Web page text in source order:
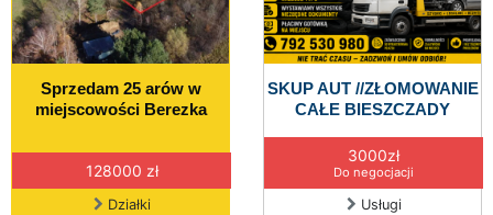
Sprzedam 25 arów w
miejscowości Berezka
128000 zł
Działki
SKUP AUT //ZŁOMOWANIE
CAŁE BIESZCZADY
3000zł
Do negocjacji
Usługi